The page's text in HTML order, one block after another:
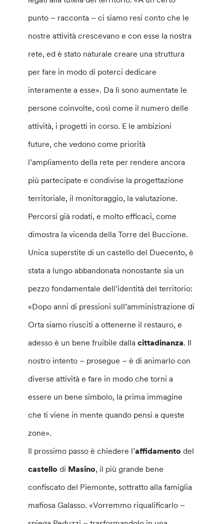
punto – racconta – ci siamo resi conto che le
nostre attività crescevano e con esse la nostra
rete, ed è stato naturale creare una struttura
per fare in modo di poterci dedicare
interamente a esse». Da lì sono aumentate le
persone coinvolte, così come il numero delle
attività, i progetti in corso. E le ambizioni
future, che vedono come priorità
l’ampliamento della rete per rendere ancora
più partecipate e condivise la progettazione
territoriale, il monitoraggio, la valutazione.
Percorsi già rodati, e molto efficaci, come
dimostra la vicenda della Torre del Buccione.
Unica superstite di un castello del Duecento, è
stata a lungo abbandonata nonostante sia un
pezzo fondamentale dell’identità del territorio:
«Dopo anni di pressioni sull’amministrazione di
Orta siamo riusciti a ottenerne il restauro, e
adesso è un bene fruibile dallacittadinanza. Il
nostro intento – prosegue – è di animarlo con
diverse attività e fare in modo che torni a
essere un bene simbolo, la prima immagine
che ti viene in mente quando pensi a queste
zone».
Il prossimo passo è chiedere l’affidamento del
castello di Masino, il più grande bene
confiscato del Piemonte, sottratto alla famiglia
mafiosa Galasso. «Vorremmo riqualificarlo –